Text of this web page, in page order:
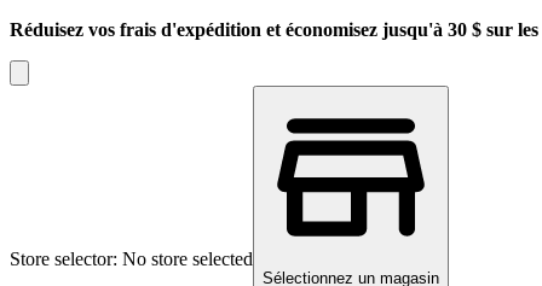
Réduisez vos frais d'expédition et économisez jusqu'à 30 $ sur
Store selector: No store selected
Sélectionnez un magasin